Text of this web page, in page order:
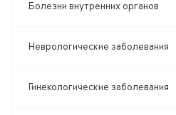
Болезни внутренних органов
Неврологические заболевания
Гинекологические заболевания